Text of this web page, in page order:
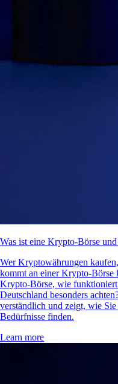
Was ist eine Krypto-Börse
Wer Kryptowährungen
kommt an einer Krypto-Börse
Krypto-Börse, wie
Deutschland besonders
verständlich und zeigt, wie
Bedürfnisse finden.
Learn more